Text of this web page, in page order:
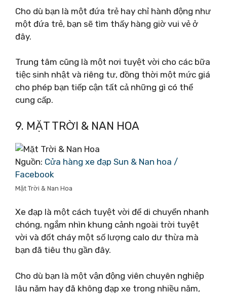
Cho dù bạn là một đứa trẻ hay chỉ hành động như
một đứa trẻ, bạn sẽ tìm thấy hàng giờ vui vẻ ở
đây.
Trung tâm cũng là một nơi tuyệt vời cho các bữa
tiệc sinh nhật và riêng tư, đồng thời một mức giá
cho phép bạn tiếp cận tất cả những gì có thể
cung cấp.
9. MẶT TRỜI & NAN HOA
Nguồn: Cửa hàng xe đạp Sun & Nan hoa /
Facebook
Mặt Trời & Nan Hoa
Xe đạp là một cách tuyệt vời để di chuyển nhanh
chóng, ngắm nhìn khung cảnh ngoài trời tuyệt
vời và đốt cháy một số lượng calo dư thừa mà
bạn đã tiêu thụ gần đây.
Cho dù bạn là một vận động viên chuyên nghiệp
lâu năm hay đã không đạp xe trong nhiều năm,